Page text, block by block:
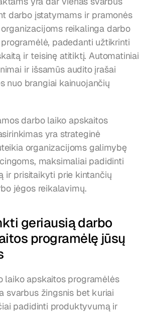
darbo įstatymams ir pramonės
reikalinga darbo
padedanti užtikrinti
ir teisinę atitiktį. Automatiniai
ir išsamūs audito įrašai
nuo brangiai kainuojančių
darbo laiko apskaitos
yra strateginė
organizacijoms galimybę
maksimaliai padidinti
ir prisitaikyti prie kintančių
jėgos reikalavimų.
geriausią darbo
programėlę jūsų
laiko apskaitos programėlės
svarbus žingsnis bet kuriai
padidinti produktyvumą ir